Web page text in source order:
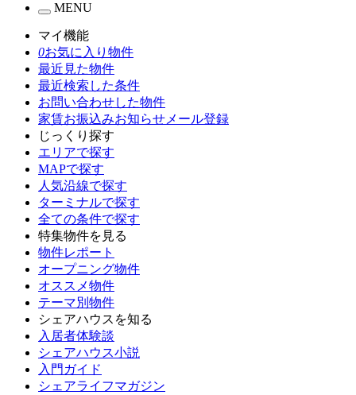
MENU
マイ機能
0お気に入り物件
最近見た物件
最近検索した条件
お問い合わせした物件
家賃お振込みお知らせメール登録
じっくり探す
エリアで探す
MAPで探す
人気沿線で探す
ターミナルで探す
全ての条件で探す
特集物件を見る
物件レポート
オープニング物件
オススメ物件
テーマ別物件
シェアハウスを知る
入居者体験談
シェアハウス小説
入門ガイド
シェアライフマガジン